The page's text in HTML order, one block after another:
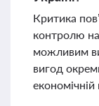
Критика
контролю
можливим
вигод